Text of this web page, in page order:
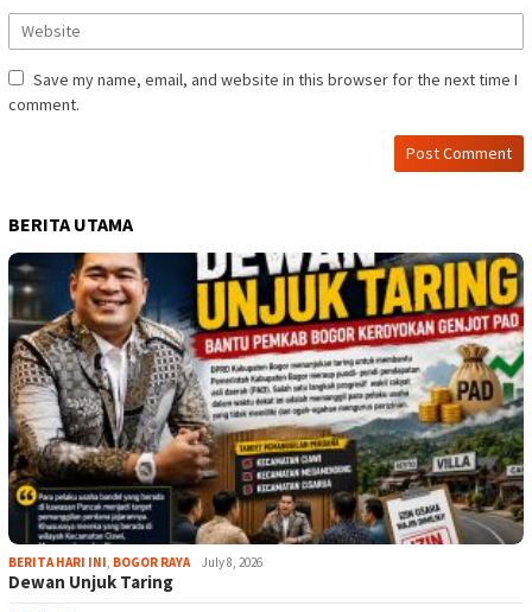
Save my name, email, and website in this browser for the next time I
comment.
BERITA UTAMA
BERITA HARI INI, BOGOR RAYA July 8, 2026
Dewan Unjuk Taring